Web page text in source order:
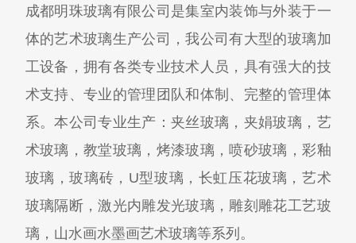
成都明珠玻璃有限公司是集室内装饰与外装于一
体的艺术玻璃生产公司，我公司有大型的玻璃加
工设备，拥有各类专业技术人员，具有强大的技
术支持、专业的管理团队和体制、完整的管理体
系。本公司专业生产：夹丝玻璃，夹娟玻璃，艺
术玻璃，教堂玻璃，烤漆玻璃，喷砂玻璃，彩釉
玻璃，玻璃砖，U型玻璃，长虹压花玻璃，艺术
玻璃隔断，激光内雕发光玻璃，雕刻雕花工艺玻
璃，山水画水墨画艺术玻璃等系列。